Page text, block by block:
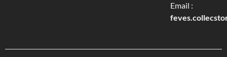
Email :